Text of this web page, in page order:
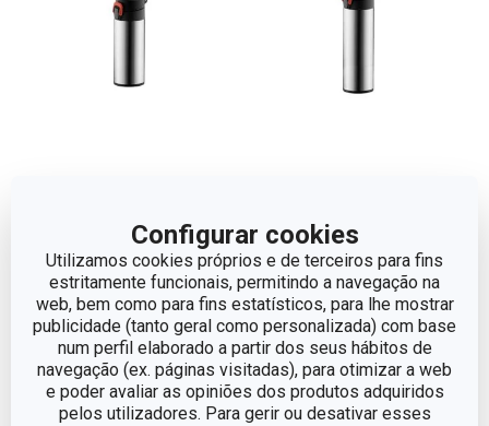
Configurar cookies
Utilizamos cookies próprios e de terceiros para fins
estritamente funcionais, permitindo a navegação na
web, bem como para fins estatísticos, para lhe mostrar
publicidade (tanto geral como personalizada) com base
num perfil elaborado a partir dos seus hábitos de
navegação (ex. páginas visitadas), para otimizar a web
e poder avaliar as opiniões dos produtos adquiridos
pelos utilizadores. Para gerir ou desativar esses
bloqueio CONSTANT
0.3 l, aço inoxidável
€ 27,90
Disponível na loja online
COMPRAR
bloqueio CONSTANT
0,5 l, aço inoxidável
€ 29,90
Disponível na loja online
COMPRAR